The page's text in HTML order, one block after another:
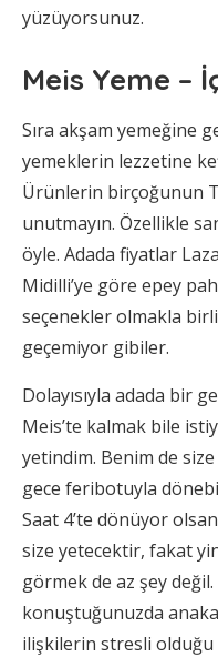
yüzüyorsunuz.
Meis Yeme –
Sıra akşam yemeğine
yemeklerin lezzetine
Ürünlerin birçoğunun
unutmayın. Özellikle
öyle. Adada fiyatlar
Midilli’ye göre epey
seçenekler olmakla
geçemiyor gibiler.
Dolayısıyla adada bir
Meis’te kalmak bile
yetindim. Benim de
gece feribotuyla
Saat 4’te dönüyor
size yetecektir, fakat
görmek de az şey
konuştuğunuzda
ilişkilerin stresli olduğu